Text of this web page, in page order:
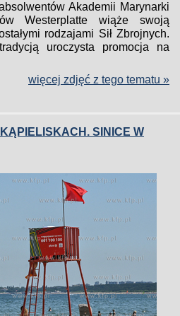
Akademii Marynarki
Westerplatte wiąże swoją
rodzajami Sił Zbrojnych.
uroczysta promocja na
więcej zdjęć z tego tematu »
SINICE W